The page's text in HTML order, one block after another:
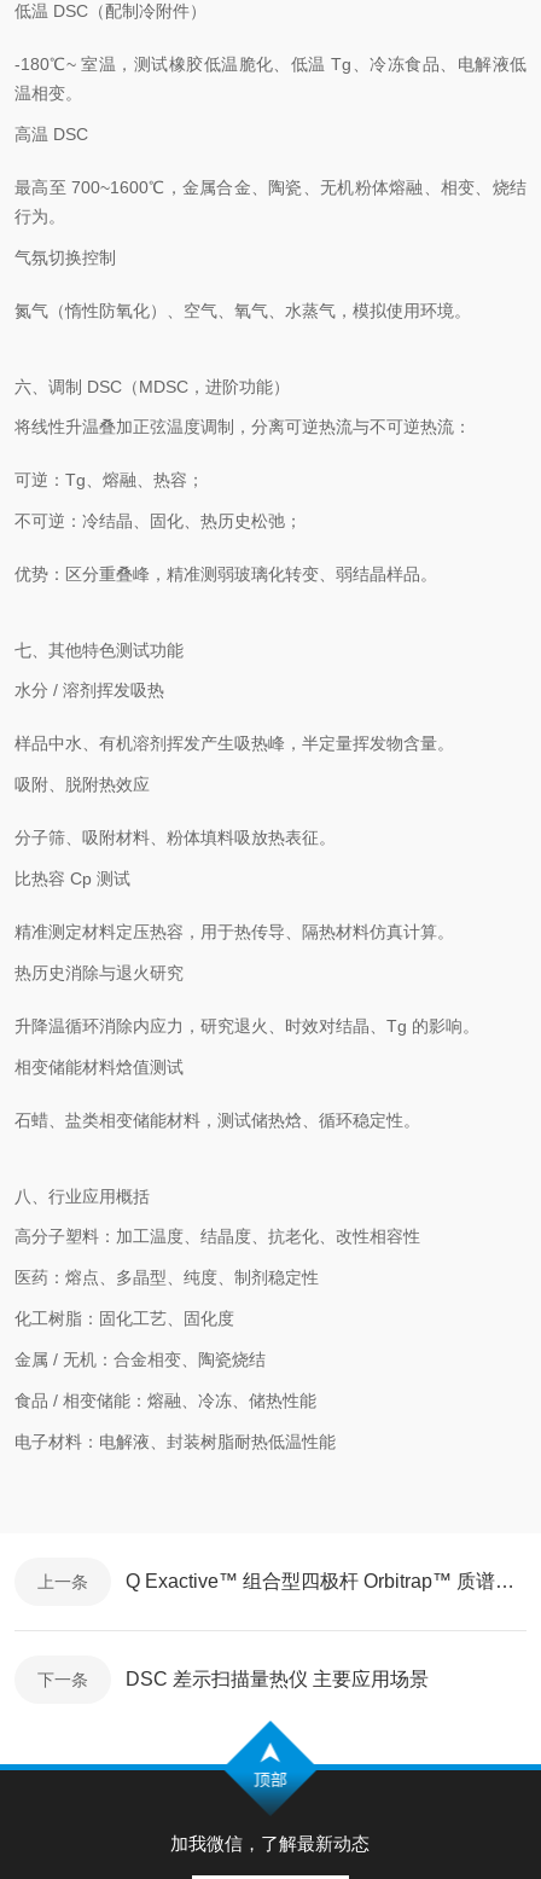
低温 DSC（配制冷附件）
-180℃~ 室温，测试橡胶低温脆化、低温 Tg、冷冻食品、电解液低
温相变。
高温 DSC
最高至 700~1600℃，金属合金、陶瓷、无机粉体熔融、相变、烧结
行为。
气氛切换控制
氮气（惰性防氧化）、空气、氧气、水蒸气，模拟使用环境。
六、调制 DSC（MDSC，进阶功能）
将线性升温叠加正弦温度调制，分离可逆热流与不可逆热流 ：
可逆：Tg、熔融、热容；
不可逆：冷结晶、固化、热历史松弛；
优势：区分重叠峰，精准测弱玻璃化转变、弱结晶样品。
七、其他特色测试功能
水分 / 溶剂挥发吸热
样品中水、有机溶剂挥发产生吸热峰，半定量挥发物含量。
吸附、脱附热效应
分子筛、吸附材料、粉体填料吸放热表征。
比热容 Cp 测试
精准测定材料定压热容，用于热传导、隔热材料仿真计算。
热历史消除与退火研究
升降温循环消除内应力，研究退火、时效对结晶、Tg 的影响。
相变储能材料焓值测试
石蜡、盐类相变储能材料，测试储热焓、循环稳定性。
八、行业应用概括
高分子塑料：加工温度、结晶度、抗老化、改性相容性
医药：熔点、多晶型、纯度、制剂稳定性
化工树脂：固化工艺、固化度
金属 / 无机：合金相变、陶瓷烧结
食品 / 相变储能：熔融、冷冻、储热性能
电子材料：电解液、封装树脂耐热低温性能
上一条 Q Exactive™ 组合型四极杆 Orbitrap™ 质谱仪 应用范围
下一条 DSC 差示扫描量热仪 主要应用场景
加我微信，了解最新动态